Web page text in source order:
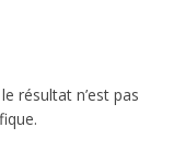
résultat n’est pas